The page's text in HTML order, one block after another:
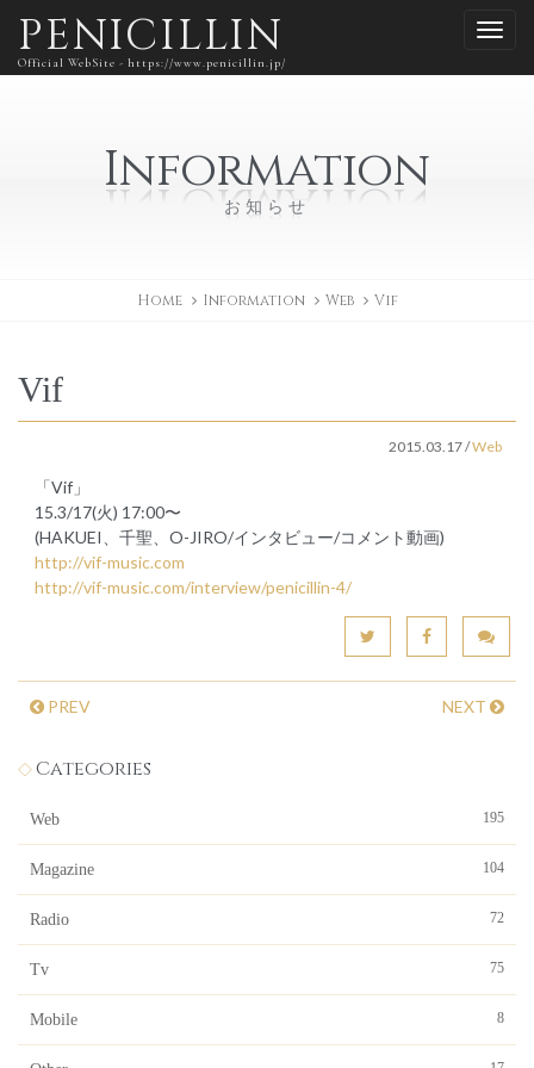
PENICILLIN
Official WebSite - https://www.penicillin.jp/
Information
お知らせ
Home Information Web Vif
Vif
2015.03.17/Web
「Vif」
15.3/17(火) 17:00〜
(HAKUEI、千聖、O-JIRO/インタビュー/コメント動画)
http://vif-music.com
http://vif-music.com/interview/penicillin-4/
PREV NEXT
Categories
Web 195
Magazine 104
Radio 72
Tv 75
Mobile 8